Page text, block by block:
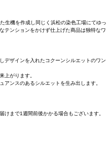
生機を作成し同じく浜松の染色工場にてゆっ
テンションをかけず仕上げた商品は独特なワ
デザインを入れたコクーンシルエットのワン
上がります。
ンスのあるシルエットを生み出します。
まで1週間前後かかる場合もございます。